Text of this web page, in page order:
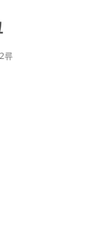
류